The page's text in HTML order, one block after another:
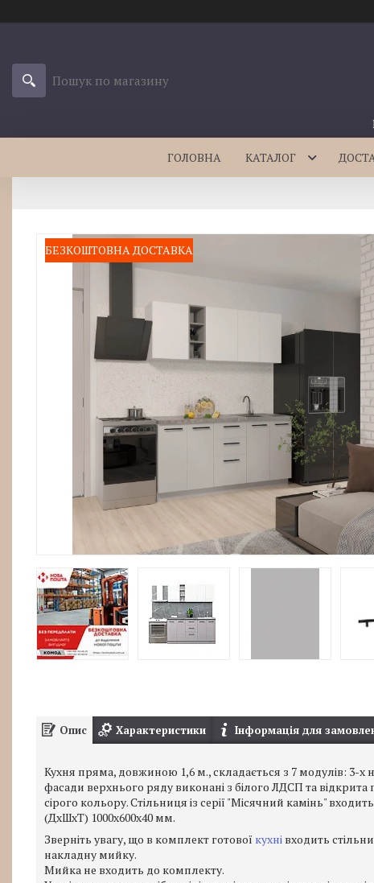
ГОЛОВНА КАТАЛОГ
БЕЗКОШТОВНА ДОСТАВКА
Опис Характеристики Інформація для
Кухня пряма, довжиною 1,6 м., складається з 7 модулів: 3-х
фасади верхнього ряду виконані з білого ЛДСП та
сірого кольору. Стільниця із серії "Місячний камінь"
(ДхШхТ) 1000х600х40 мм.
Зверніть увагу, що в комплект готової кухні входить
накладну мийку.
Мийка не входить до комплекту.